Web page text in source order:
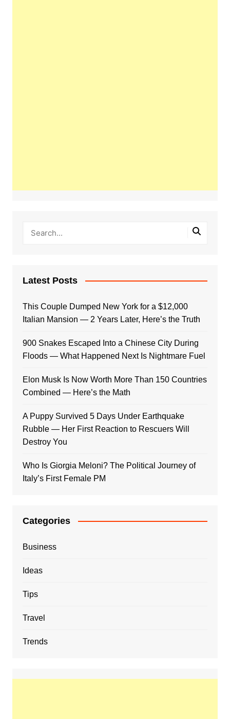
Latest Posts
This Couple Dumped New York for a $12,000
Italian Mansion — 2 Years Later, Here’s the Truth
900 Snakes Escaped Into a Chinese City During
Floods — What Happened Next Is Nightmare Fuel
Elon Musk Is Now Worth More Than 150 Countries
Combined — Here’s the Math
A Puppy Survived 5 Days Under Earthquake
Rubble — Her First Reaction to Rescuers Will
Destroy You
Who Is Giorgia Meloni? The Political Journey of
Italy’s First Female PM
Categories
Business
Ideas
Tips
Travel
Trends